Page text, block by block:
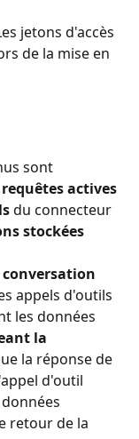
jetons d'accès
de la mise en
sont
actives
du connecteur
stockées
appels d'outils
les données
la
la réponse de
d'outil
retour de la